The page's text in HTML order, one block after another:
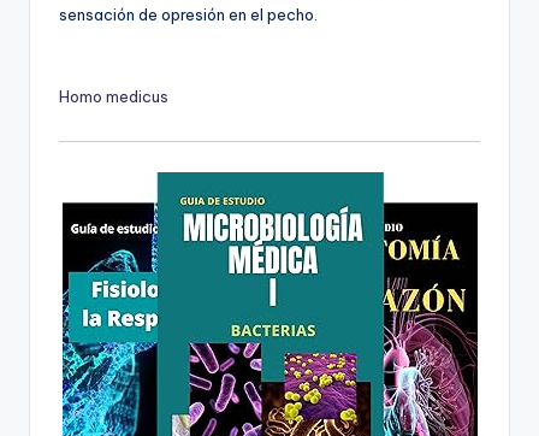
sensación de opresión en el pecho.
Homo medicus